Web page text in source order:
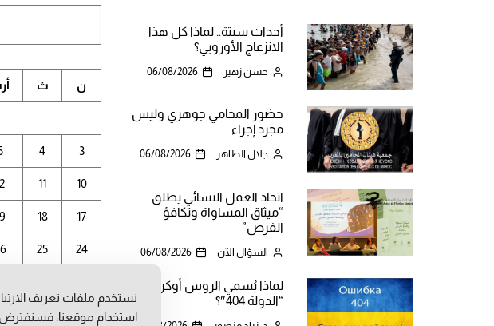
أحداث سبتة.. لماذا كل هذا
الانزعاج الأوروبي؟
حسن زهير 06/08/2026
حضور المحامي جوهري وليس
مجرد إجراء
جلال الطاهر 06/08/2026
اتحاد العمل النسائي يطلق
“ميثاق المساواة وتكافؤ
الفرص”
السؤال الآن 06/08/2026
لماذا يُسمي الروس أوكرانيا
“الدولة 404″؟
ن ث
3
4
10
11
17
18
24
25
نستخدم ملفات تعريف
استخدام موقعنا،